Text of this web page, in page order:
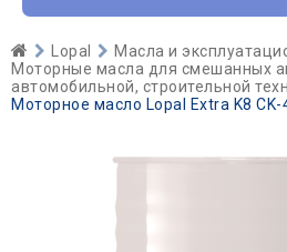
Lopal
Масла и
Моторные масла для смешанных
автомобильной, строительной
Моторное масло Lopal Extra K8 CK-